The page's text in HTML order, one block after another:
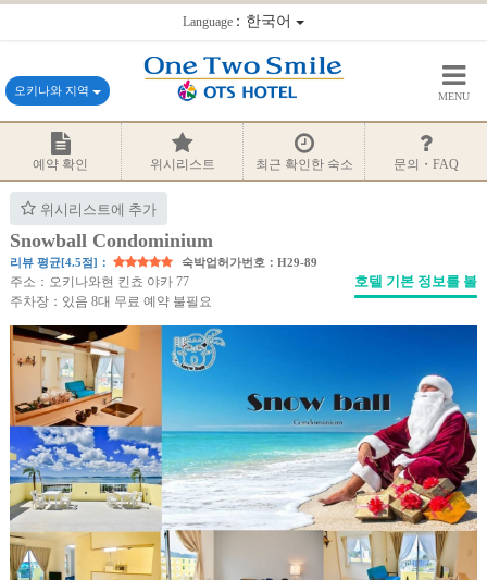
Language：한국어
오키나와 지역 MENU
예약 확인 위시리스트 최근 확인한 숙소 문의・FAQ
위시리스트에 추가
Snowball Condominium
리뷰 평균[4.5점]： 숙박업허가번호：H29-89
주소：오키나와현 킨쵸 야카 77
주차장：있음 8대 무료 예약 불필요
호텔 기본 정보를 볼